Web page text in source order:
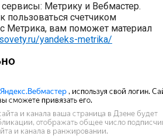
Метрику и Вебмастер.
пользоваться счетчиком
Метрика, вам поможет материал
yandeks-metrika/